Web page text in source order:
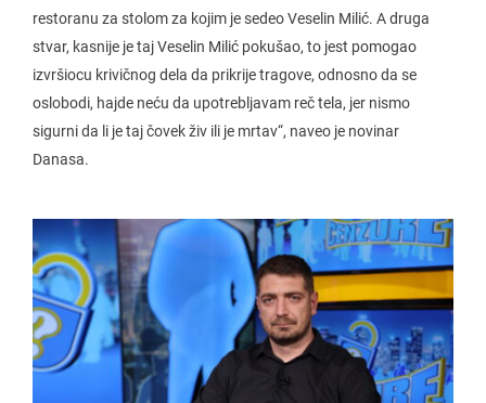
restoranu za stolom za kojim je sedeo Veselin Milić. A druga
stvar, kasnije je taj Veselin Milić pokušao, to jest pomogao
izvršiocu krivičnog dela da prikrije tragove, odnosno da se
oslobodi, hajde neću da upotrebljavam reč tela, jer nismo
sigurni da li je taj čovek živ ili je mrtav“, naveo je novinar
Danasa.